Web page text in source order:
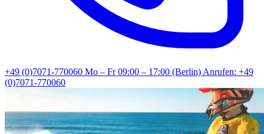
+49 (0)7071-770060 Mo – Fr 09:00 – 17:00 (Berlin)Anrufen: +49
(0)7071-770060